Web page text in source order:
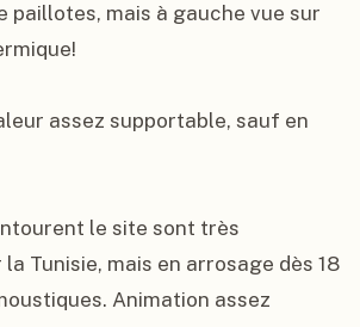
paillotes, mais à gauche vue sur
assez supportable, sauf en
le site sont très
Tunisie, mais en arrosage dès 18
Animation assez